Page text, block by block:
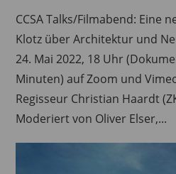
CCSA Talks/Filmabend: Eine
Klotz über Architektur und
24. Mai 2022, 18 Uhr
Minuten) auf Zoom und
Regisseur Christian Haardt
Moderiert von Oliver Elser,...